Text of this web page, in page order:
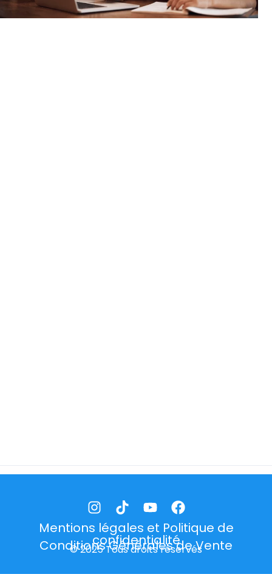
Mentions légales et Politique de
confidentialité
Conditions Générales de Vente
© 2025 Tous droits réservés